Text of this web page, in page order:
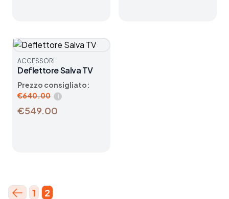
ACCESSORI
Deflettore Salva TV
Prezzo consigliato:
€640.00 i
€549.00
1 2